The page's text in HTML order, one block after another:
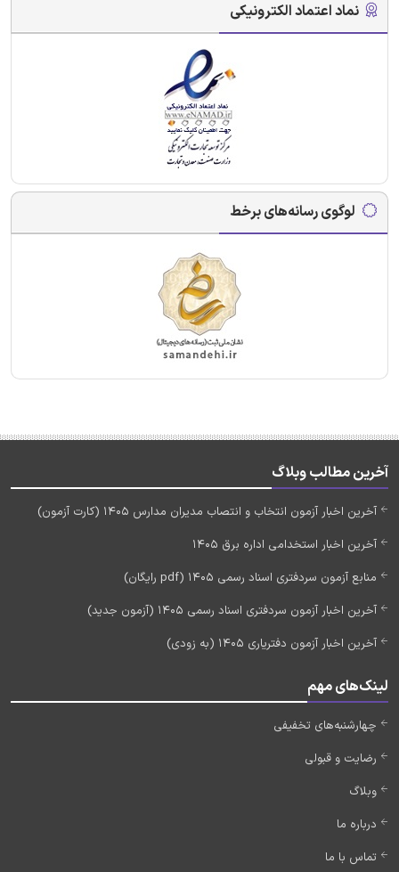
نماد اعتماد الکترونیکی
لوگوی رسانه‌های برخط
آخرین مطالب وبلاگ
آخرین اخبار آزمون انتخاب و انتصاب مدیران مدارس 1405 (کارت آزمون)
آخرین اخبار استخدامی اداره برق 1405
منابع آزمون سردفتری اسناد رسمی 1405 (pdf رایگان)
آخرین اخبار آزمون سردفتری اسناد رسمی 1405 (آزمون جدید)
آخرین اخبار آزمون دفتریاری 1405 (به زودی)
لینک‌های مهم
چهارشنبه‌های تخفیفی
رضایت و قبولی
وبلاگ
درباره ما
تماس با ما